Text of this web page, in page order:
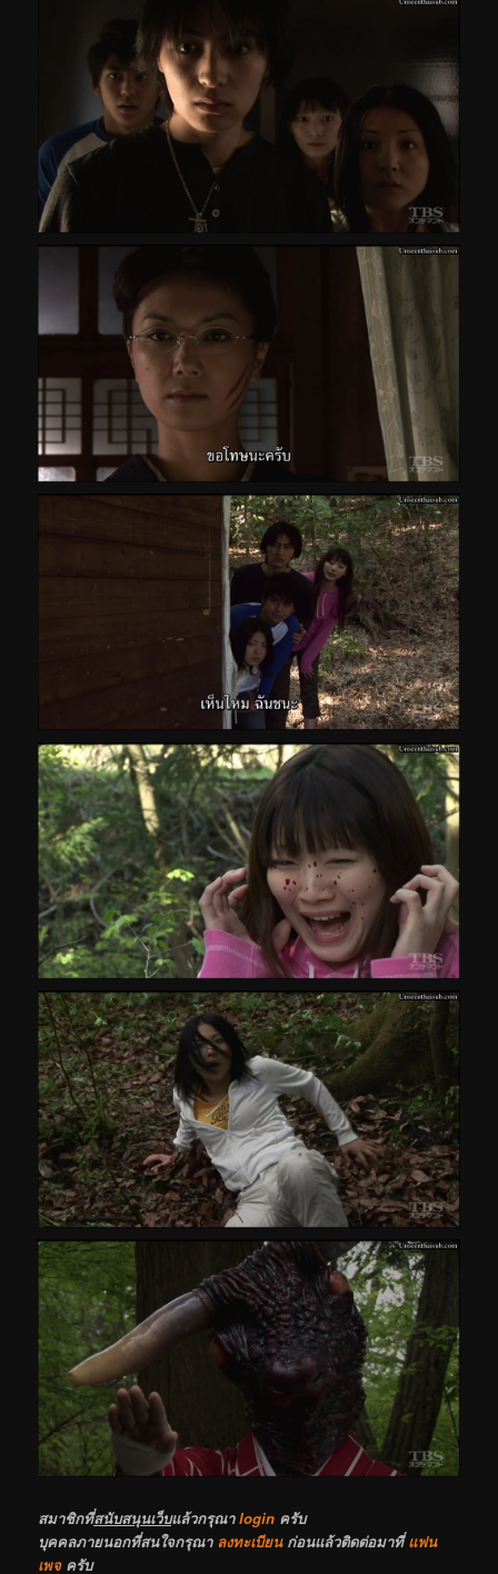
สมาชิกที่สนับสนุนเว็บแล้วกรุณาlogin ครับ
บุคคลภายนอกที่สนใจกรุณา ลงทะเบียนก่อนแล้วติดต่อมาที่แฟน
เพจครับ